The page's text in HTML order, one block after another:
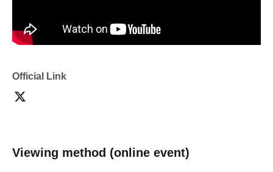
Official Link
Viewing method (online event)